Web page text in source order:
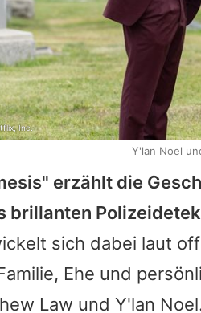
erzählt die
brillanten
sich dabei laut
Ehe und
Law und Y'lan
Inc.
Y'lan Noel